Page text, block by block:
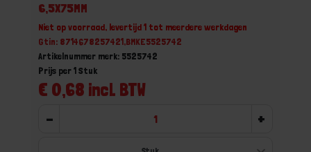
6,5X75MM
Niet op voorraad, levertijd 1 tot meerdere werkdagen
Gtin: 8714678257421,BMKE5525742
Artikelnummer merk: 5525742
€ 0,68 incl. BTW
Prijs per 1 Stuk
- +